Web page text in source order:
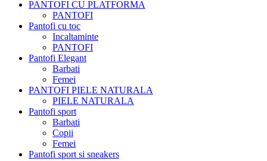
PANTOFI CU PLATFORMA
PANTOFI
Pantofi cu toc
Incaltaminte
PANTOFI
Pantofi Elegant
Barbati
Femei
PANTOFI PIELE NATURALA
PIELE NATURALA
Pantofi sport
Barbati
Copii
Femei
Pantofi sport si sneakers